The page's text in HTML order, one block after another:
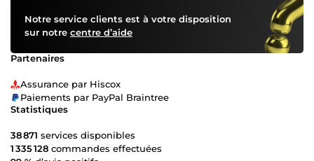
Notre service clients est à votre disposition
sur notre centre d’aide
Partenaires
Assurance par Hiscox
Paiements par PayPal Braintree
Statistiques
38 871 services disponibles
1 335 128 commandes effectuées